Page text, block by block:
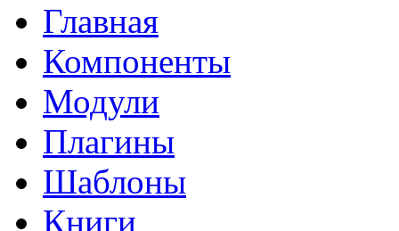
Главная
Компоненты
Модули
Плагины
Шаблоны
Книги